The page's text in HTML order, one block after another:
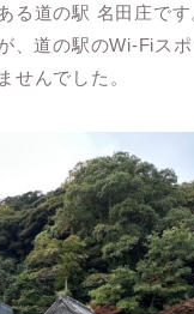
る道の駅 名田庄で
、道の駅のWi-Fiス
せんでした。